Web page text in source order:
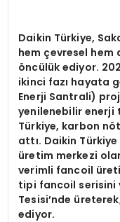
Daikin Türkiye,
hem çevresel
öncülük ediyor.
ikinci fazı hayata
Enerji Santrali)
yenilenebilir enerji
Türkiye, karbon nö
attı. Daikin
üretim merkezi
verimli fancoil
tipi fancoil serisini
Tesisi’nde
ediyor.